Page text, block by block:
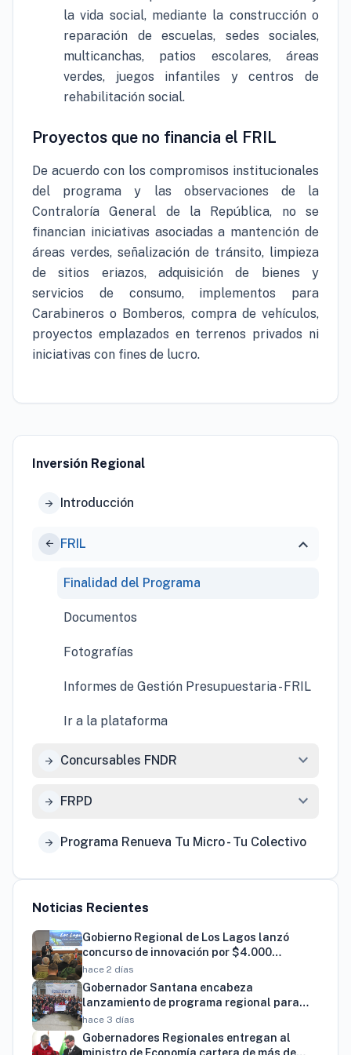
Inversión Regional
arrow_forward Introducción
arrow_forward FRIL expand_more
Finalidad del Programa
Documentos
Fotografías
Informes de Gestión Presupuestaria - FRIL
Ir a la plataforma
arrow_forward Concursables FNDR expand_more
arrow_forward FRPD expand_more
arrow_forward Programa Renueva Tu Micro - Tu Colectivo
Noticias Recientes
Gobierno Regional de Los Lagos lanzó
concurso de innovación por $4.000
millones para resolver brechas productivas
del territorio
hace 2 días
Gobernador Santana encabeza
lanzamiento de programa regional para
familias vinculadas al autismo
hace 3 días
Gobernadores Regionales entregan al
la vida social, mediante la construcción o
reparación de escuelas, sedes sociales,
multicanchas, patios escolares, áreas
verdes, juegos infantiles y centros de
rehabilitación social.
Proyectos que no financia el FRIL
De acuerdo con los compromisos institucionales
del programa y las observaciones de la
Contraloría General de la República, no se
financian iniciativas asociadas a mantención de
áreas verdes, señalización de tránsito, limpieza
de sitios eriazos, adquisición de bienes y
servicios de consumo, implementos para
Carabineros o Bomberos, compra de vehículos,
proyectos emplazados en terrenos privados ni
iniciativas con fines de lucro.